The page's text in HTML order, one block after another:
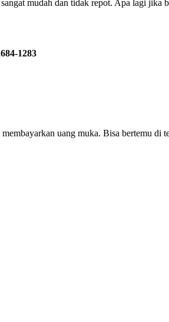
mudah dan tidak repot. Apa lagi jika
1283
uang muka. Bisa bertemu di